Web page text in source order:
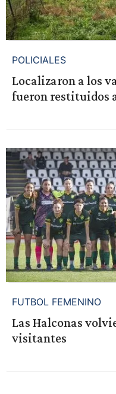
POLICIALES
Localizaron a los
fueron restituidos
FUTBOL FEMENINO
Las Halconas
visitantes